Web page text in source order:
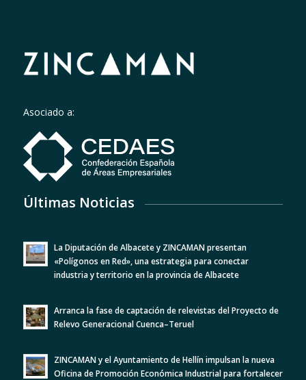
Asociado a:
Últimas Noticias
La Diputación de Albacete y ZINCAMAN presentan
«Polígonos en Red», una estrategia para conectar
industria y territorio en la provincia de Albacete
Arranca la fase de captación de relevistas del Proyecto de
Relevo Generacional Cuenca–Teruel
ZINCAMAN y el Ayuntamiento de Hellín impulsan la nueva
Oficina de Promoción Económica Industrial para fortalecer